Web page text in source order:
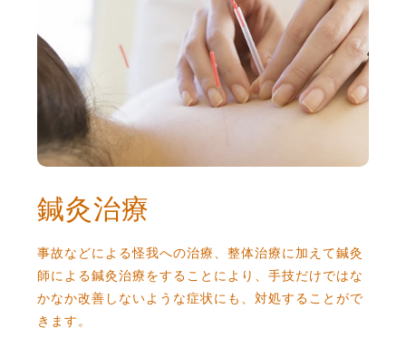
鍼灸治療
鍼灸治療
事故などによる怪我への治療、整体治療に加えて鍼灸
師による鍼灸治療をすることにより、手技だけではな
かなか改善しないような症状にも、対処することがで
きます。